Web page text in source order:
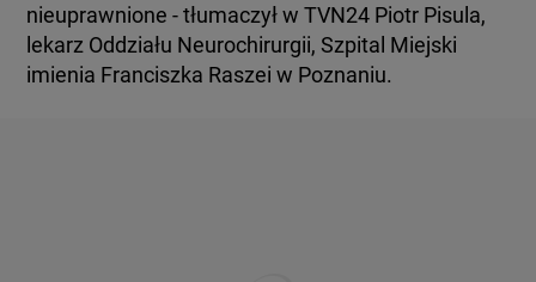
nieuprawnione - tłumaczył w TVN24 Piotr Pisula,
lekarz Oddziału Neurochirurgii, Szpital Miejski
imienia Franciszka Raszei w Poznaniu.